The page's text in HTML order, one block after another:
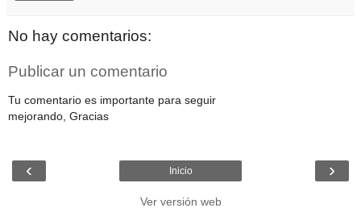
No hay comentarios:
Publicar un comentario
Tu comentario es importante para seguir
mejorando, Gracias
‹ ›
Inicio
Ver versión web